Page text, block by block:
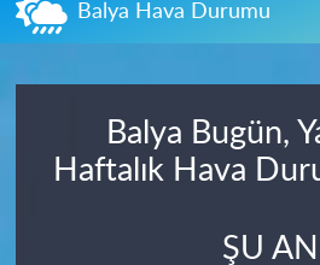
Balya Hava Durumu
Balya Bugün,
Haftalık Hava
ŞU AN
Akhisar
Turgutlu
Salihli
Manisa Namaz Vakitleri
Manisa Trafik Yoğunluk
Süper Lig Puan Durumu ve